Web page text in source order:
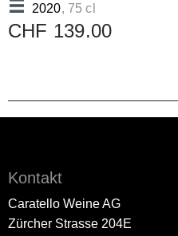
2020, 75 cl
CHF 139.00
Kontakt
Caratello Weine AG
Zürcher Strasse 204E